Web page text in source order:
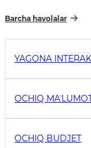
Barcha havolalar
YAGONA
OCHIQ
OCHIQ BUDJET